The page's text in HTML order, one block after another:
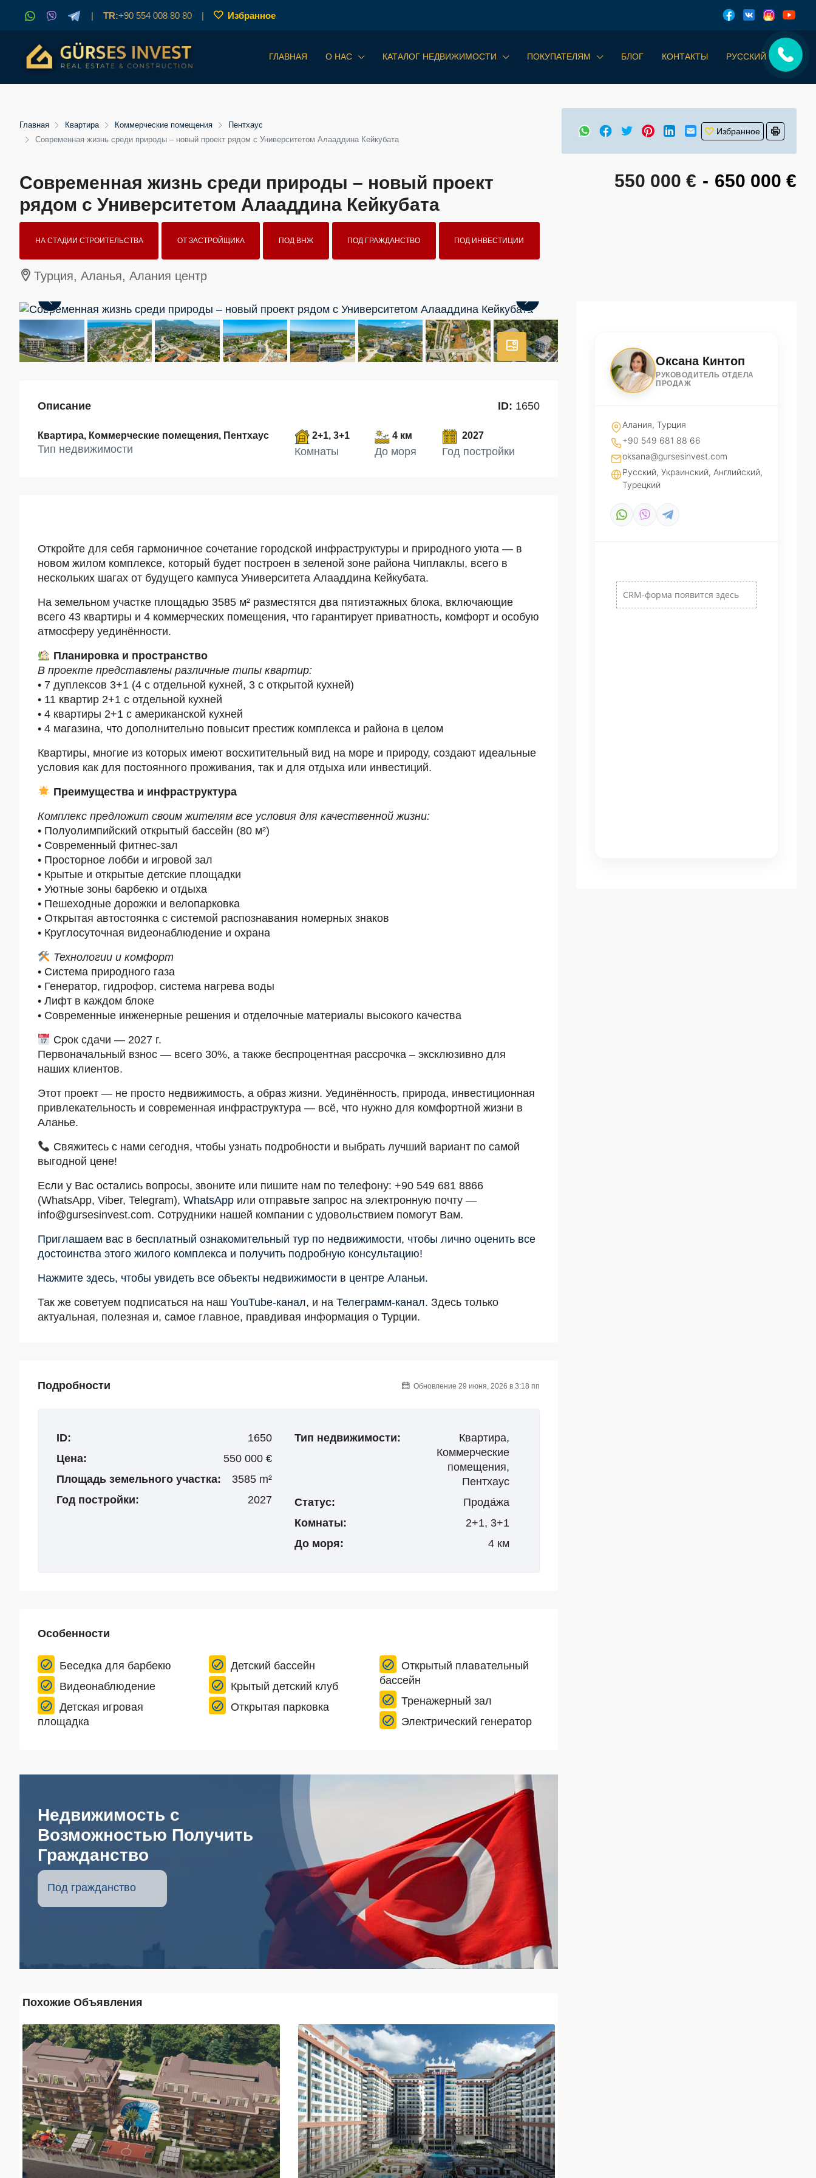
| TR:+90 554 008 80 80 | Избранное
ГЛАВНАЯ О НАС КАТАЛОГ НЕДВИЖИМОСТИ ПОКУПАТЕЛЯМ БЛОГ КОНТАКТЫ РУССКИЙ
Главная Квартира Коммерческие помещения
Пентхаус
Современная жизнь среди природы – новый проект рядом с Университетом Алааддина Кейкубата
Избранное
Современная жизнь среди природы – новый проект
рядом с Университетом Алааддина Кейкубата
550 000 € - 650 000 €
НА СТАДИИ СТРОИТЕЛЬСТВА ОТ ЗАСТРОЙЩИКА ПОД ВНЖ ПОД ГРАЖДАНСТВО ПОД ИНВЕСТИЦИИ
Турция, Аланья, Алания центр
Описание ID: 1650
Квартира, Коммерческие помещения, Пентхаус
Тип недвижимости
2+1, 3+1
Комнаты
4 км
До моря
2027
Год постройки
Откройте для себя гармоничное сочетание городской инфраструктуры и природного уюта — в
новом жилом комплексе, который будет построен в зеленой зоне района Чиплаклы, всего в
нескольких шагах от будущего кампуса Университета Алааддина Кейкубата.
На земельном участке площадью 3585 м² разместятся два пятиэтажных блока, включающие
всего 43 квартиры и 4 коммерческих помещения, что гарантирует приватность, комфорт и особую
атмосферу уединённости.
Планировка и пространство
В проекте представлены различные типы квартир:
• 7 дуплексов 3+1 (4 с отдельной кухней, 3 с открытой кухней)
• 11 квартир 2+1 с отдельной кухней
• 4 квартиры 2+1 с американской кухней
• 4 магазина, что дополнительно повысит престиж комплекса и района в целом
Квартиры, многие из которых имеют восхитительный вид на море и природу, создают идеальные
условия как для постоянного проживания, так и для отдыха или инвестиций.
Преимущества и инфраструктура
Комплекс предложит своим жителям все условия для качественной жизни:
• Полуолимпийский открытый бассейн (80 м²)
• Современный фитнес-зал
• Просторное лобби и игровой зал
• Крытые и открытые детские площадки
• Уютные зоны барбекю и отдыха
• Пешеходные дорожки и велопарковка
• Открытая автостоянка с системой распознавания номерных знаков
• Круглосуточная видеонаблюдение и охрана
Технологии и комфорт
• Система природного газа
• Генератор, гидрофор, система нагрева воды
• Лифт в каждом блоке
• Современные инженерные решения и отделочные материалы высокого качества
Срок сдачи — 2027 г.
Первоначальный взнос — всего 30%, а также беспроцентная рассрочка – эксклюзивно для
наших клиентов.
Этот проект — не просто недвижимость, а образ жизни. Уединённость, природа, инвестиционная
привлекательность и современная инфраструктура — всё, что нужно для комфортной жизни в
Аланье.
Свяжитесь с нами сегодня, чтобы узнать подробности и выбрать лучший вариант по самой
выгодной цене!
Если у Вас остались вопросы, звоните или пишите нам по телефону: +90 549 681 8866
(WhatsApp, Viber, Telegram), WhatsApp или отправьте запрос на электронную почту —
info@gursesinvest.com. Сотрудники нашей компании с удовольствием помогут Вам.
Приглашаем вас в бесплатный ознакомительный тур по недвижимости, чтобы лично оценить все
достоинства этого жилого комплекса и получить подробную консультацию!
Нажмите здесь, чтобы увидеть все объекты недвижимости в центре Аланьи.
Так же советуем подписаться на наш YouTube-канал, и на Телеграмм-канал. Здесь только
актуальная, полезная и, самое главное, правдивая информация о Турции.
Подробности Обновление 29 июня, 2026 в 3:18 пп
ID:
1650
Цена:
550 000 €
Площадь земельного участка:
3585 m²
Год постройки:
2027
Тип недвижимости:
Квартира,
Коммерческие
помещения,
Пентхаус
Статус:
Прода́жа
Комнаты:
2+1, 3+1
До моря:
4 км
Особенности
Беседка для барбекю
Видеонаблюдение
Детская игровая
площадка
Детский бассейн
Крытый детский клуб
Открытая парковка
Открытый плавательный
бассейн
Тренажерный зал
Электрический генератор
Недвижимость с
Возможностью Получить
Гражданство
Под гражданство
Похожие Объявления
Оксана Кинтоп
РУКОВОДИТЕЛЬ ОТДЕЛА
ПРОДАЖ
Алания, Турция
+90 549 681 88 66
oksana@gursesinvest.com
Русский, Украинский, Английский,
Турецкий